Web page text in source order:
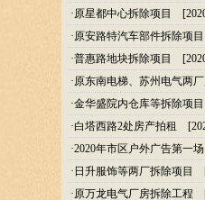
·原星都中心拆除项目
·原安路特汽车部件拆除项目
·普惠路地块拆除项目
·原东南电梯、苏州电气两
·金华盛院内仓库等拆除项目
·白塔西路2处房产拍租
·2020年市区户外广告第一场
· 日升服饰等两厂拆除项目
·原万龙电气厂房拆除工程